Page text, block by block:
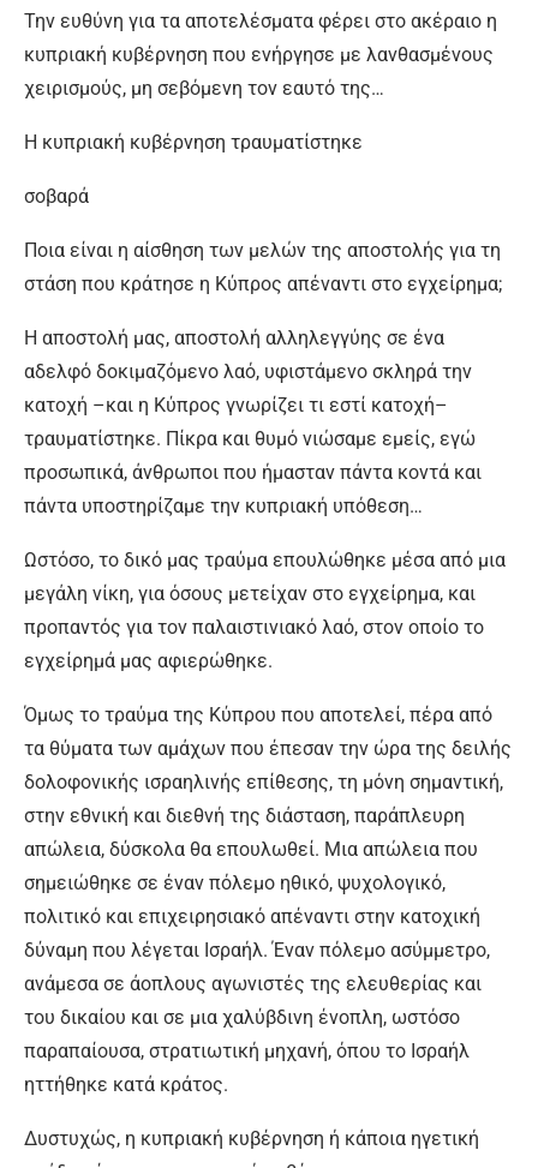
Την ευθύνη για τα αποτελέσματα φέρει στο ακέραιο η
κυπριακή κυβέρνηση που ενήργησε με λανθασμένους
χειρισμούς, μη σεβόμενη τον εαυτό της…
Η κυπριακή κυβέρνηση τραυματίστηκε
σοβαρά
Ποια είναι η αίσθηση των μελών της αποστολής για τη
στάση που κράτησε η Κύπρος απέναντι στο εγχείρημα;
Η αποστολή μας, αποστολή αλληλεγγύης σε ένα
αδελφό δοκιμαζόμενο λαό, υφιστάμενο σκληρά την
κατοχή –και η Κύπρος γνωρίζει τι εστί κατοχή–
τραυματίστηκε. Πίκρα και θυμό νιώσαμε εμείς, εγώ
προσωπικά, άνθρωποι που ήμασταν πάντα κοντά και
πάντα υποστηρίζαμε την κυπριακή υπόθεση…
Ωστόσο, το δικό μας τραύμα επουλώθηκε μέσα από μια
μεγάλη νίκη, για όσους μετείχαν στο εγχείρημα, και
προπαντός για τον παλαιστινιακό λαό, στον οποίο το
εγχείρημά μας αφιερώθηκε.
Όμως το τραύμα της Κύπρου που αποτελεί, πέρα από
τα θύματα των αμάχων που έπεσαν την ώρα της δειλής
δολοφονικής ισραηλινής επίθεσης, τη μόνη σημαντική,
στην εθνική και διεθνή της διάσταση, παράπλευρη
απώλεια, δύσκολα θα επουλωθεί. Μια απώλεια που
σημειώθηκε σε έναν πόλεμο ηθικό, ψυχολογικό,
πολιτικό και επιχειρησιακό απέναντι στην κατοχική
δύναμη που λέγεται Ισραήλ. Έναν πόλεμο ασύμμετρο,
ανάμεσα σε άοπλους αγωνιστές της ελευθερίας και
του δικαίου και σε μια χαλύβδινη ένοπλη, ωστόσο
παραπαίουσα, στρατιωτική μηχανή, όπου το Ισραήλ
ηττήθηκε κατά κράτος.
Δυστυχώς, η κυπριακή κυβέρνηση ή κάποια ηγετική